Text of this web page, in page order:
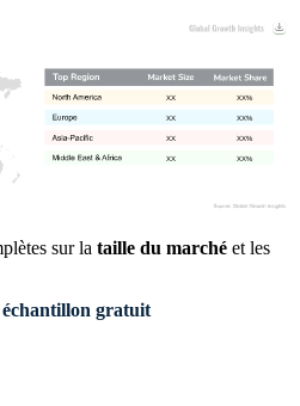
XX%
XX
XX%
XX
XX%
XX
XX%
XX
sur la taille du marché et les
gratuit